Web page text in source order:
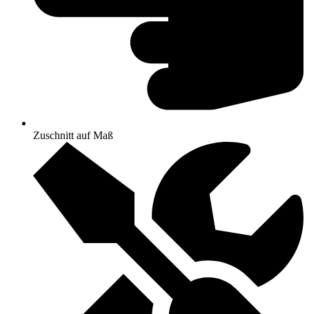
Zuschnitt auf Maß